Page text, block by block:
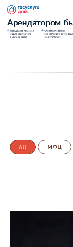
All МФЦ